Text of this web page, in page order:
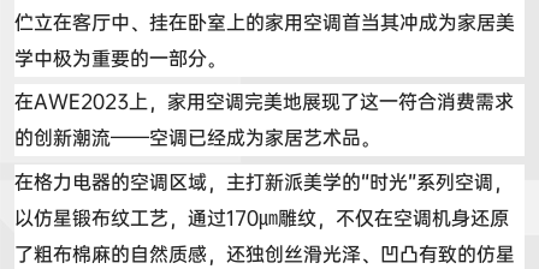
伫立在客厅中、挂在卧室上的家用空调首当其冲成为家居美
学中极为重要的一部分。
在AWE2023上，家用空调完美地展现了这一符合消费需求
的创新潮流——空调已经成为家居艺术品。
在格力电器的空调区域，主打新派美学的“时光”系列空调，
以仿星锻布纹工艺，通过170㎛雕纹，不仅在空调机身还原
了粗布棉麻的自然质感，还独创丝滑光泽、凹凸有致的仿星